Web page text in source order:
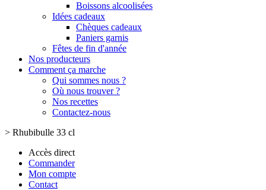
Boissons alcoolisées
Idées cadeaux
Chèques cadeaux
Paniers garnis
Fêtes de fin d'année
Nos producteurs
Comment ça marche
Qui sommes nous ?
Où nous trouver ?
Nos recettes
Contactez-nous
> Rhubibulle 33 cl
Accès direct
Commander
Mon compte
Contact